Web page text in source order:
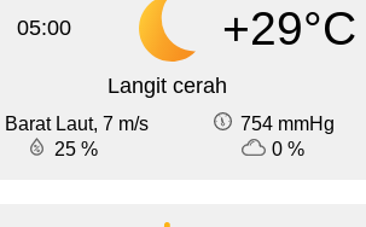
05:00 +29°C
Langit cerah
Barat Laut, 7 m/s
754 mmHg
25 %
0 %